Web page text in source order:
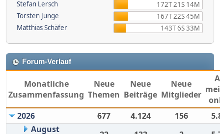
Stefan Lersch
172T 21S 14M
Torsten Junge
167T 22S 45M
Matthias Schäfer
143T 6S 33M
Forum-Verlauf
Monatliche
Zusammenfassung
Neue
Themen
Neue
Beiträge
Neue
Mitglieder
2026
677 4.124 156
August